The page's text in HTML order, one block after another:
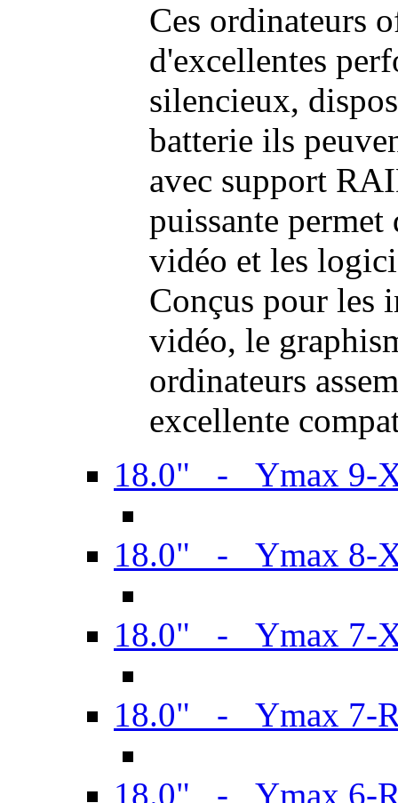
Ces ordinateurs
d'excellentes
silencieux,
batterie ils
avec support
puissante permet
vidéo et les
Conçus pour les
vidéo, le
ordinateurs
excellente
18.0" - Ymax 9-
18.0" - Ymax 8-
18.0" - Ymax 7-
18.0" - Ymax 7-
18.0" - Ymax 6-